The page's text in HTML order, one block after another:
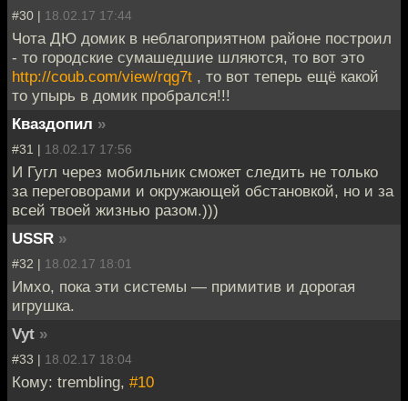
#30 | 18.02.17 17:44
Чота ДЮ домик в неблагоприятном районе построил
- то городские сумашедшие шляются, то вот это
http://coub.com/view/rqg7t , то вот теперь ещё какой
то упырь в домик пробрался!!!
Кваздопил »
#31 | 18.02.17 17:56
И Гугл через мобильник сможет следить не только
за переговорами и окружающей обстановкой, но и за
всей твоей жизнью разом.)))
USSR »
#32 | 18.02.17 18:01
Имхо, пока эти системы — примитив и дорогая
игрушка.
Vyt »
#33 | 18.02.17 18:04
Кому: trembling, #10